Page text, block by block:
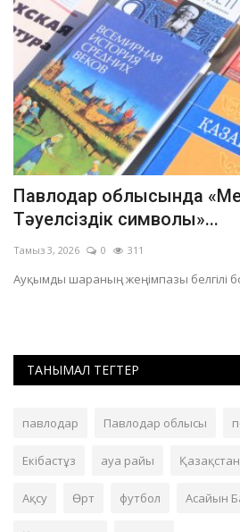
Павлодар облысында
Тәуелсіздік символы»...
Тамыз 3, 2026 0 311
Ауқымды шараның жеңімпазы белгілі
ТАНЫМАЛ ТЕГТЕР
павлодар Павлодар облысы
Екібастұз ауа райы Қазақстан
Ақсу Өрт футбол Асайын